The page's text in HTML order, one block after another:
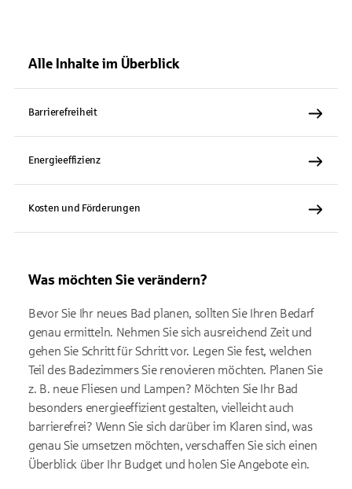
Alle Inhalte im Überblick
Barrierefreiheit
Energieeffizienz
Kosten und Förderungen
Was möchten Sie verändern?
Bevor Sie Ihr neues Bad planen, sollten Sie Ihren Bedarf
genau ermitteln. Nehmen Sie sich ausreichend Zeit und
gehen Sie Schritt für Schritt vor. Legen Sie fest, welchen
Teil des Badezimmers Sie renovieren möchten. Planen Sie
z. B. neue Fliesen und Lampen? Möchten Sie Ihr Bad
besonders energieeffizient gestalten, vielleicht auch
barrierefrei? Wenn Sie sich darüber im Klaren sind, was
genau Sie umsetzen möchten, verschaffen Sie sich einen
Überblick über Ihr Budget und holen Sie Angebote ein.